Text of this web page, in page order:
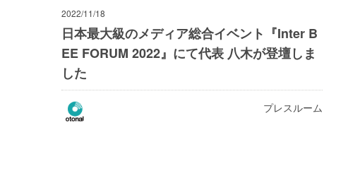
2022/11/18
日本最大級のメディア総合イベント『Inter B
EE FORUM 2022』にて代表 八木が登壇しま
した
プレスルーム